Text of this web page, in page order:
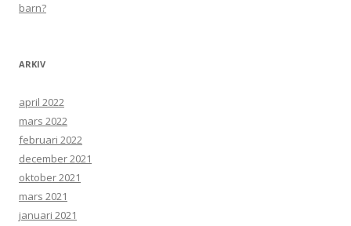
barn?
ARKIV
april 2022
mars 2022
februari 2022
december 2021
oktober 2021
mars 2021
januari 2021